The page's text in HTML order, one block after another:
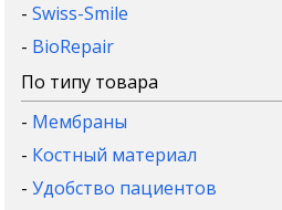
-Swiss-Smile
- BioRepair
По типу товара
- Мембраны
- Костный материал
-Удобство пациентов